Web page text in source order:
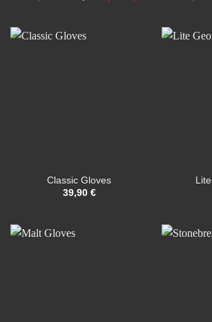
Preis
Classic Gloves
39,90 €